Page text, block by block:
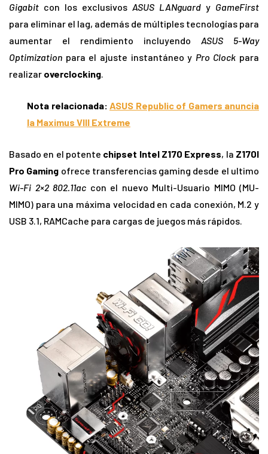
Gigabit con los exclusivos ASUS LANguard y GameFirst
para eliminar el lag, además de múltiples tecnologías para
aumentar el rendimiento incluyendo ASUS 5-Way
Optimization para el ajuste instantáneo y Pro Clock para
realizar overclocking
Nota relacionada: ASUS Republic of Gamers anuncia
la Maximus VIII Extreme
Basado en el potente chipset Intel Z170 Express, la Z170I
Pro Gaming ofrece transferencias gaming desde el ultimo
Wi-Fi 2×2 802.11ac con el nuevo Multi-Usuario MIMO (MU-
MIMO) para una máxima velocidad en cada conexión, M.2 y
USB 3.1, RAMCache para cargas de juegos más rápidos.